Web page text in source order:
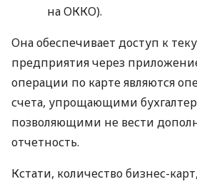
на ОККО).
Она обеспечивает доступ к
предприятия через
операции по карте являются
счета, упрощающими
позволяющими не вести
отчетность.
Кстати, количество бизнес-